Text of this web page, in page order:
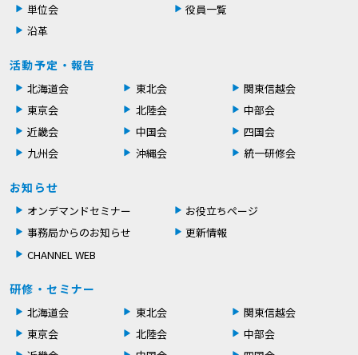
単位会
役員一覧
沿革
活動予定・報告
北海道会 東北会
関東信越会
東京会
北陸会
中部会
近畿会
中国会
四国会
九州会
沖縄会 統一研修会
お知らせ
オンデマンドセミナー
お役立ちページ
事務局からのお知らせ
更新情報
CHANNEL WEB
研修・セミナー
北海道会 東北会
関東信越会
東京会
北陸会
中部会